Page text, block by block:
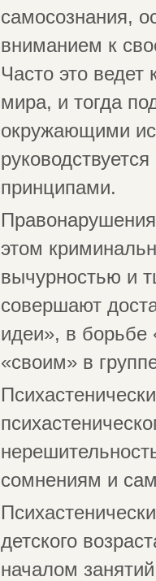
самосознания,
вниманием к
Часто это
мира, и тогда
окружающими
принципами.
этом
вычурностью и
совершают
идеи», в борьбе
«своим» в
сомнениям и
детского
началом